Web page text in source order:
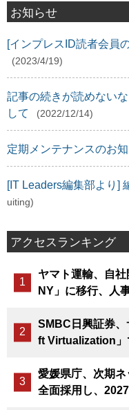
お知らせ
[インプレスID読者会員
(2023/4/19)
記事の続きが読めない
して
(2022/12/14)
定期メンテナンスのお
[IT Leaders編集部より]
uiting)
アクセスランキング
ヤマト運輸、自
NY」に移行、人
SMBC日興証券
ft Virtualization」
愛媛県庁、次期
全面採用し、